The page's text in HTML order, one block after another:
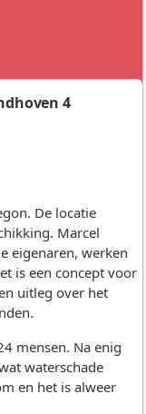
4
De locatie
Marcel
eigenaren, werken
is een concept voor
uitleg over het
mensen. Na enig
waterschade
en het is alweer